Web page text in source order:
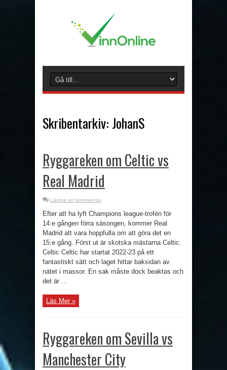
Skribentarkiv: JohanS
Ryggareken om Celtic vs
Real Madrid
Lämna en kommentar
Efter att ha lyft Champions league-trofén för
14:e gången förra säsongen, kommer Real
Madrid att vara hoppfulla om att göra det en
15:e gång. Först ut är skotska mästarna Celtic.
Celtic Celtic har startat 2022-23 på ett
fantastiskt sätt och laget hittar baksidan av
nätet i massor. En sak måste dock beaktas och
det är ...
Läs Mer »
Ryggareken om Sevilla vs
Manchester City